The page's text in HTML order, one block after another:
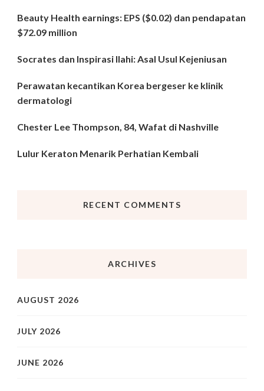
Beauty Health earnings: EPS ($0.02) dan pendapatan
$72.09 million
Socrates dan Inspirasi Ilahi: Asal Usul Kejeniusan
Perawatan kecantikan Korea bergeser ke klinik
dermatologi
Chester Lee Thompson, 84, Wafat di Nashville
Lulur Keraton Menarik Perhatian Kembali
RECENT COMMENTS
ARCHIVES
AUGUST 2026
JULY 2026
JUNE 2026